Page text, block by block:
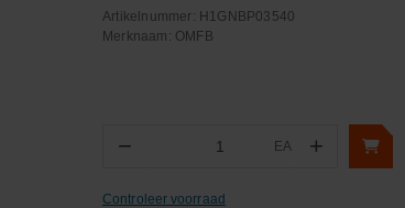
Artikelnummer: H1GNBP03540
Merknaam: OMFB
− EA +
Controleer voorraad